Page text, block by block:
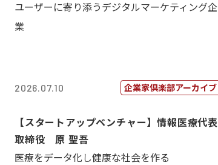
ユーザーに寄り添うデジタルマーケティング企
業
2026.07.10 企業家倶楽部アーカイブ
【スタートアップベンチャー】情報医療代表
取締役 原 聖吾
医療をデータ化し健康な社会を作る